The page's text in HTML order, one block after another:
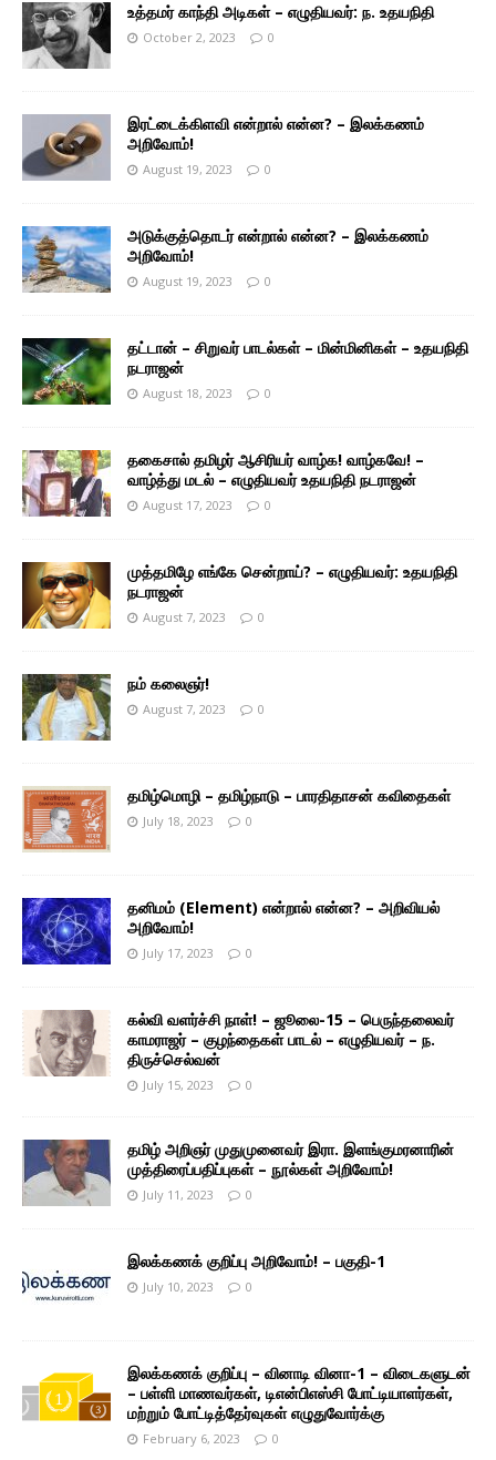
உத்தமர் காந்தி அடிகள் – எழுதியவர்: ந. உதயநிதி
October 2, 2023 0
இரட்டைக்கிளவி என்றால் என்ன? – இலக்கணம்
அறிவோம்!
August 19, 2023 0
அடுக்குத்தொடர் என்றால் என்ன? – இலக்கணம்
அறிவோம்!
August 19, 2023 0
தட்டான் – சிறுவர் பாடல்கள் – மின்மினிகள் – உதயநிதி
நடராஜன்
August 18, 2023 0
தகைசால் தமிழர் ஆசிரியர் வாழ்க! வாழ்கவே! –
வாழ்த்து மடல் – எழுதியவர் உதயநிதி நடராஜன்
August 17, 2023 0
முத்தமிழே எங்கே சென்றாய்? – எழுதியவர்: உதயநிதி
நடராஜன்
August 7, 2023 0
நம் கலைஞர்!
August 7, 2023 0
தமிழ்மொழி – தமிழ்நாடு – பாரதிதாசன் கவிதைகள்
July 18, 2023 0
தனிமம் (Element) என்றால் என்ன? – அறிவியல்
அறிவோம்!
July 17, 2023 0
கல்வி வளர்ச்சி நாள்! – ஜூலை-15 – பெருந்தலைவர்
காமராஜர் – குழந்தைகள் பாடல் – எழுதியவர் – ந.
திருச்செல்வன்
July 15, 2023 0
தமிழ் அறிஞர் முதுமுனைவர் இரா. இளங்குமரனாரின்
முத்திரைப்பதிப்புகள் – நூல்கள் அறிவோம்!
July 11, 2023 0
இலக்கணக் குறிப்பு அறிவோம்! – பகுதி-1
July 10, 2023 0
இலக்கணக் குறிப்பு – வினாடி வினா-1 – விடைகளுடன்
– பள்ளி மாணவர்கள், டிஎன்பிஎஸ்சி போட்டியாளர்கள்,
மற்றும் போட்டித்தேர்வுகள் எழுதுவோர்க்கு
February 6, 2023 0